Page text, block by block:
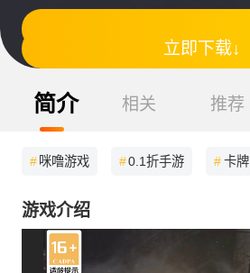
立即下载↓
简介 相关 推荐
#咪噜游戏 #0.1折手游 #卡牌
游戏介绍